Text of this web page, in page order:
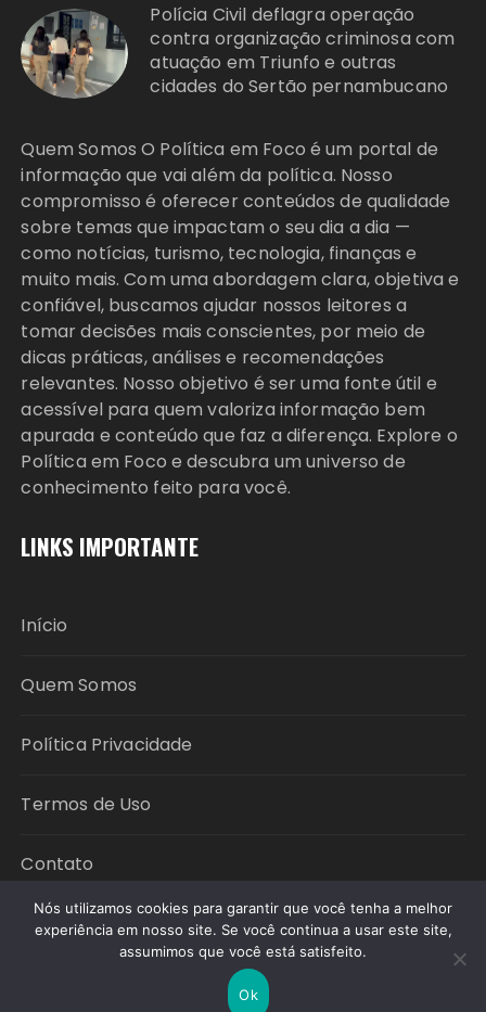
Polícia Civil deflagra operação
contra organização criminosa com
atuação em Triunfo e outras
cidades do Sertão pernambucano
Quem Somos O Política em Foco é um portal de
informação que vai além da política. Nosso
compromisso é oferecer conteúdos de qualidade
sobre temas que impactam o seu dia a dia —
como notícias, turismo, tecnologia, finanças e
muito mais. Com uma abordagem clara, objetiva e
confiável, buscamos ajudar nossos leitores a
tomar decisões mais conscientes, por meio de
dicas práticas, análises e recomendações
relevantes. Nosso objetivo é ser uma fonte útil e
acessível para quem valoriza informação bem
apurada e conteúdo que faz a diferença. Explore o
Política em Foco e descubra um universo de
conhecimento feito para você.
LINKS IMPORTANTE
Início
Quem Somos
Política Privacidade
Termos de Uso
Contato
Copyright © 2026 Política em Foco. All rights
Nós utilizamos cookies para garantir que você tenha a melhor
experiência em nosso site. Se você continua a usar este site,
assumimos que você está satisfeito.
Ok